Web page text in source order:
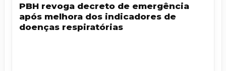
PBH revoga decreto de emergência
após melhora dos indicadores de
doenças respiratórias